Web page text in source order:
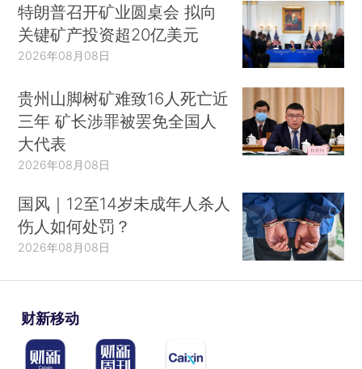
特朗普召开矿业圆桌会 拟向
关键矿产投资超20亿美元
2026年08月08日
贵州山脚树矿难致16人死亡近
三年 矿长涉罪被罢免全国人
大代表
2026年08月08日
国风｜12至14岁未成年人杀人
伤人如何处罚？
2026年08月08日
财新移动